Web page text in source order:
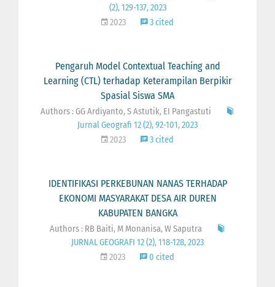
(2), 129-137, 2023
2023
3 cited
Pengaruh Model Contextual Teaching and
Learning (CTL) terhadap Keterampilan Berpikir
Spasial Siswa SMA
Authors : GG Ardiyanto, S Astutik, EI Pangastuti
Jurnal Geografi 12 (2), 92-101, 2023
2023
3 cited
IDENTIFIKASI PERKEBUNAN NANAS TERHADAP
EKONOMI MASYARAKAT DESA AIR DUREN
KABUPATEN BANGKA
Authors : RB Baiti, M Monanisa, W Saputra
JURNAL GEOGRAFI 12 (2), 118-128, 2023
2023
0 cited